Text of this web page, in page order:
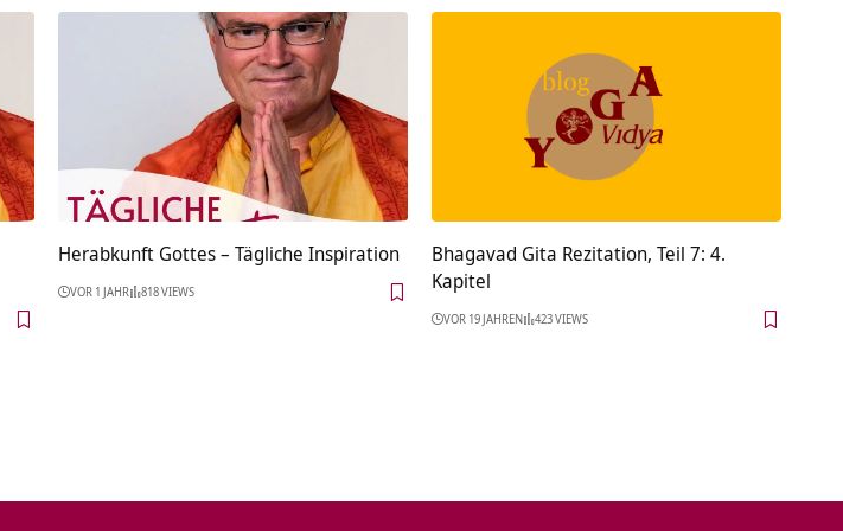
Herabkunft Gottes – Tägliche Inspiration
VOR 1 JAHR 818 VIEWS
Bhagavad Gita Rezitation, Teil 7: 4.
Kapitel
VOR 19 JAHREN 423 VIEWS